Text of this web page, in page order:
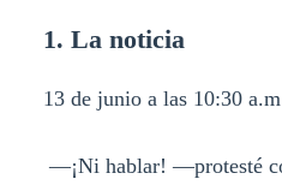
1. La noticia
13 de junio a las 10:30
—¡Ni hablar! —protesté